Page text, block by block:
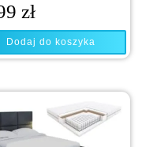
zł
Dodaj do koszyka